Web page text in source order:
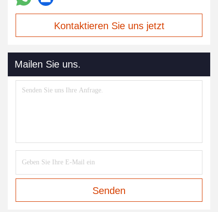
Kontaktieren Sie uns jetzt
Mailen Sie uns.
Senden